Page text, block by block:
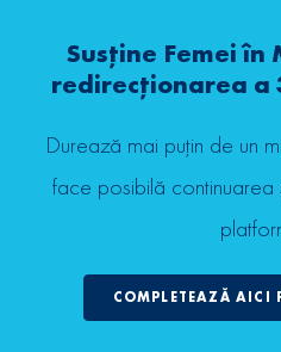
Susține Femei
redirecționarea a
Durează mai puțin de un
face posibilă
COMPLETEAZĂ AICI